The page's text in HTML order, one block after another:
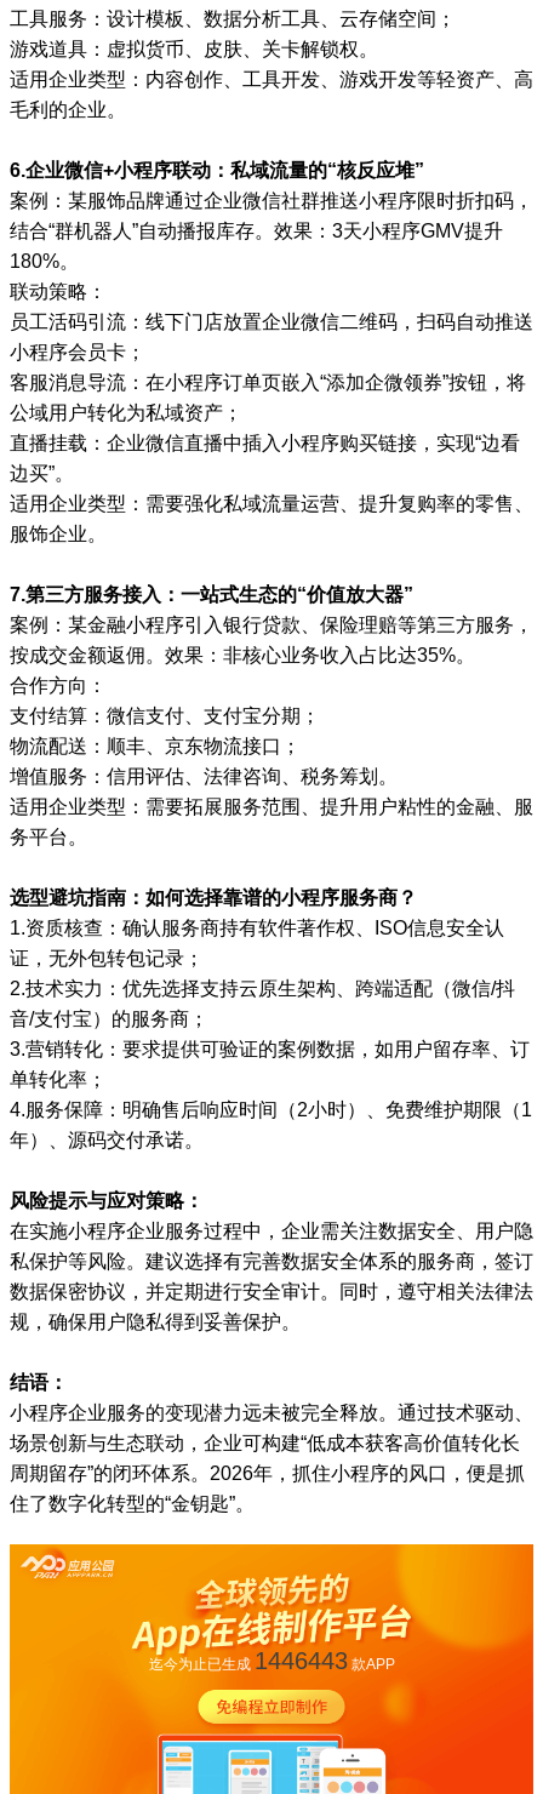
工具服务：设计模板、数据分析工具、云存储空间；
游戏道具：虚拟货币、皮肤、关卡解锁权。
适用企业类型：内容创作、工具开发、游戏开发等轻资产、高
毛利的企业。
6.企业微信+小程序联动：私域流量的“核反应堆”
案例：某服饰品牌通过企业微信社群推送小程序限时折扣码，
结合“群机器人”自动播报库存。效果：3天小程序GMV提升
180%。
联动策略：
员工活码引流：线下门店放置企业微信二维码，扫码自动推送
小程序会员卡；
客服消息导流：在小程序订单页嵌入“添加企微领券”按钮，将
公域用户转化为私域资产；
直播挂载：企业微信直播中插入小程序购买链接，实现“边看
边买”。
适用企业类型：需要强化私域流量运营、提升复购率的零售、
服饰企业。
7.第三方服务接入：一站式生态的“价值放大器”
案例：某金融小程序引入银行贷款、保险理赔等第三方服务，
按成交金额返佣。效果：非核心业务收入占比达35%。
合作方向：
支付结算：微信支付、支付宝分期；
物流配送：顺丰、京东物流接口；
增值服务：信用评估、法律咨询、税务筹划。
适用企业类型：需要拓展服务范围、提升用户粘性的金融、服
务平台。
选型避坑指南：如何选择靠谱的小程序服务商？
1.资质核查：确认服务商持有软件著作权、ISO信息安全认
证，无外包转包记录；
2.技术实力：优先选择支持云原生架构、跨端适配（微信/抖
音/支付宝）的服务商；
3.营销转化：要求提供可验证的案例数据，如用户留存率、订
单转化率；
4.服务保障：明确售后响应时间（2小时）、免费维护期限（1
年）、源码交付承诺。
风险提示与应对策略：
在实施小程序企业服务过程中，企业需关注数据安全、用户隐
私保护等风险。建议选择有完善数据安全体系的服务商，签订
数据保密协议，并定期进行安全审计。同时，遵守相关法律法
规，确保用户隐私得到妥善保护。
结语：
小程序企业服务的变现潜力远未被完全释放。通过技术驱动、
场景创新与生态联动，企业可构建“低成本获客高价值转化长
周期留存”的闭环体系。2026年，抓住小程序的风口，便是抓
住了数字化转型的“金钥匙”。
迄今为止已生成 1446443款APP